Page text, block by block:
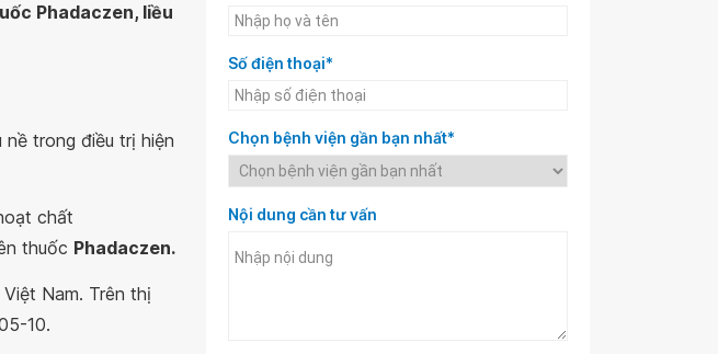
Phadaczen, liều
trong điều trị hiện
chất
thuốc Phadaczen.
Nam. Trên thị
10.
Số điện thoại*
Chọn bệnh viện gần bạn nhất*
Nội dung cần tư vấn